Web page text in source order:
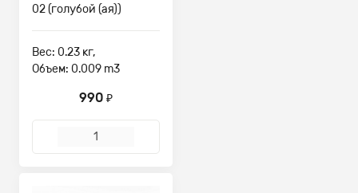
02 (голубой (ая))
Вес: 0.23 кг,
Объем: 0.009 m3
990 ₽